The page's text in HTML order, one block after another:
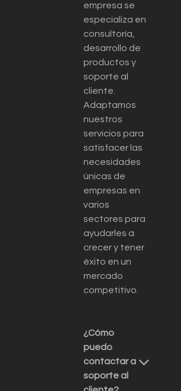
empresa se
especializa en
consultoría,
desarrollo de
productos y
soporte al
cliente.
Adaptamos
nuestros
servicios para
satisfacer las
necesidades
únicas de
empresas en
varios
sectores para
ayudarles a
crecer y tener
éxito en un
mercado
competitivo.
¿Cómo
puedo
contactar a
soporte al